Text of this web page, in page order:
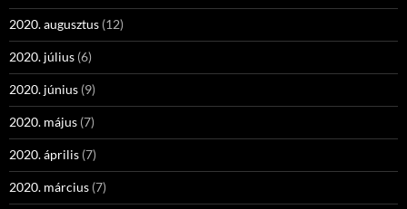
2020. augusztus (12)
2020. július (6)
2020. június (9)
2020. május (7)
2020. április (7)
2020. március (7)